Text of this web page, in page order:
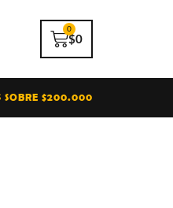
$0
0
SOBRE $200.000